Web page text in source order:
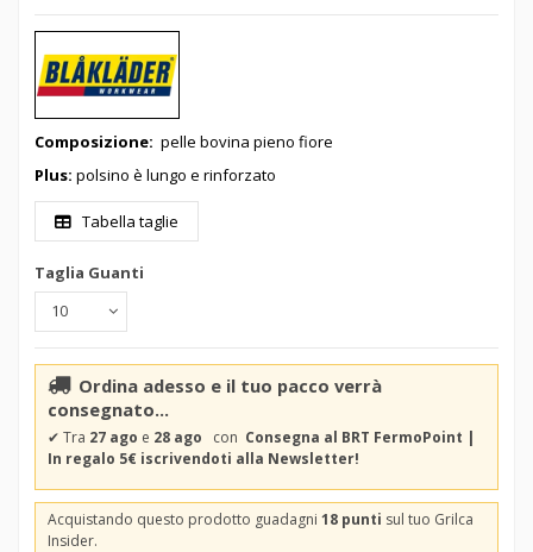
Composizione: pelle bovina pieno fiore
Plus: polsino è lungo e rinforzato
Tabella taglie
Taglia Guanti
Ordina adesso e il tuo pacco verrà
consegnato...
✔ Tra 27 ago e 28 ago con Consegna al BRT FermoPoint |
In regalo 5€ iscrivendoti alla Newsletter!
Acquistando questo prodotto guadagni 18 punti sul tuo Grilca
Insider.